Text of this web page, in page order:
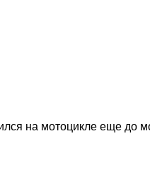
на мотоцикле еще до